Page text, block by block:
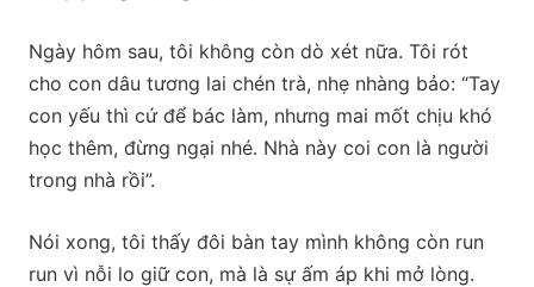
Ngày hôm sau, tôi không còn dò xét nữa. Tôi rót
cho con dâu tương lai chén trà, nhẹ nhàng bảo: “Tay
con yếu thì cứ để bác làm, nhưng mai mốt chịu khó
học thêm, đừng ngại nhé. Nhà này coi con là người
trong nhà rồi”.
Nói xong, tôi thấy đôi bàn tay mình không còn run
run vì nỗi lo giữ con, mà là sự ấm áp khi mở lòng.